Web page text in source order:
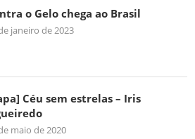
o Gelo chega ao Brasil
janeiro de 2023
Céu sem estrelas – Iris
maio de 2020